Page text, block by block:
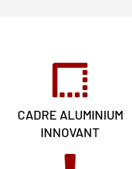
CADRE ALUMINIUM
INNOVANT